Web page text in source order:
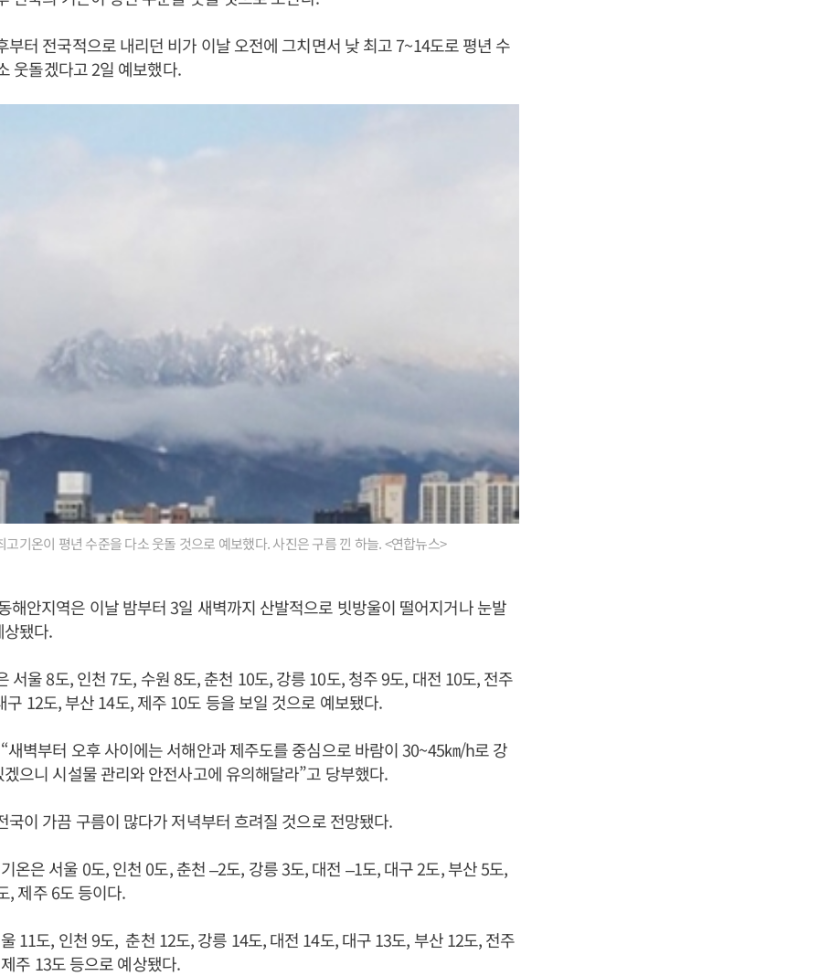
부터 전국적으로 내리던 비가 이날 오전에 그치면서 낮 최고 7~14도로 평년 수
웃돌겠다고 2일 예보했다.
기온이 평년 수준을 다소 웃돌 것으로 예보했다. 사진은 구름 낀 하늘. <연합뉴스>
해안지역은 이날 밤부터 3일 새벽까지 산발적으로 빗방울이 떨어지거나 눈발
됐다.
서울 8도, 인천 7도, 수원 8도, 춘천 10도, 강릉 10도, 청주 9도, 대전 10도, 전주
구 12도, 부산 14도, 제주 10도 등을 보일 것으로 예보됐다.
새벽부터 오후 사이에는 서해안과 제주도를 중심으로 바람이 30~45㎞/h로 강
으니 시설물 관리와 안전사고에 유의해달라”고 당부했다.
국이 가끔 구름이 많다가 저녁부터 흐려질 것으로 전망됐다.
온은 서울 0도, 인천 0도, 춘천 –2도, 강릉 3도, 대전 –1도, 대구 2도, 부산 5도,
, 제주 6도 등이다.
11도, 인천 9도, 춘천 12도, 강릉 14도, 대전 14도, 대구 13도, 부산 12도, 전주
주 13도 등으로 예상됐다.